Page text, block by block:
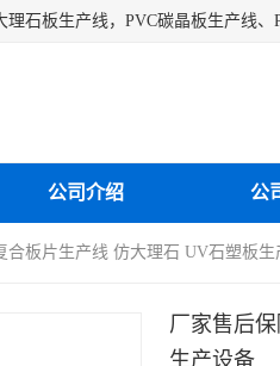
公司介绍 公
合板片生产线 仿大理石 UV石塑板生
厂家售后
生产设备